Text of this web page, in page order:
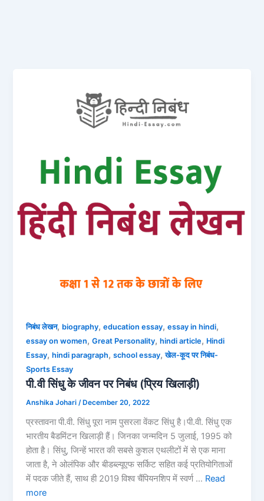
निबंध लेखन, biography,education essay,essay in hindi,
essay on women,Great Personality,hindi article, Hindi
Essay,hindi paragraph,school essay,खेल-कूद पर निबंध-
Sports Essay
पी.वी सिंधु के जीवन पर निबंध (प्रिय खिलाड़ी)
Anshika Johari/ December 20, 2022
प्रस्तावना पी.वी. सिंधु पूरा नाम पुसरला वेंकट सिंधु है।पी.वी. सिंधु एक
भारतीय बैडमिंटन खिलाड़ी हैं। जिनका जन्मदिन 5 जुलाई, 1995 को
होता है। सिंधु, जिन्हें भारत की सबसे कुशल एथलीटों में से एक माना
जाता है, ने ओलंपिक और बीडब्ल्यूएफ सर्किट सहित कई प्रतियोगिताओं
में पदक जीते हैं, साथ ही 2019 विश्व चैंपियनशिप में स्वर्ण … Read
more